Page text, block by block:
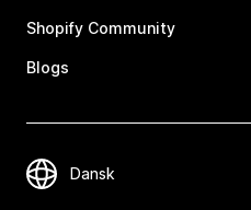
Shopify Community
Blogs